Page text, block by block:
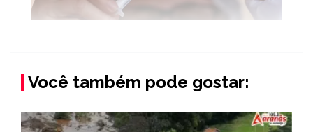
Você também pode gostar: